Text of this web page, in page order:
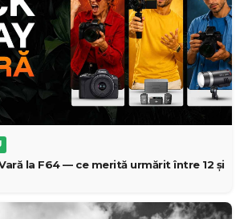
la F64 — ce merită urmărit între 12 și